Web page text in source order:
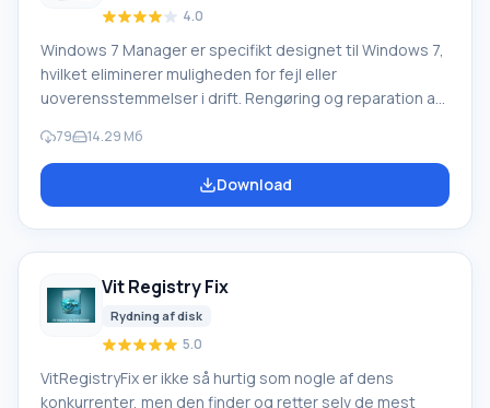
4.0
Windows 7 Manager er specifikt designet til Windows 7,
hvilket eliminerer muligheden for fejl eller
uoverensstemmelser i drift. Rengøring og reparation af
opmærksomhed og omhyggelighed, og en særlig
funktionel tilføjelse til operativsystemet vil hjælpe med
at undgå potentielle problemer. Dette program
79 14.29 Мб
Download
Vit Registry Fix
Rydning af disk
5.0
VitRegistryFix er ikke så hurtig som nogle af dens
konkurrenter, men den finder og retter selv de mest